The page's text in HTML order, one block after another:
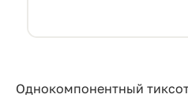
800
Однокомпонентный